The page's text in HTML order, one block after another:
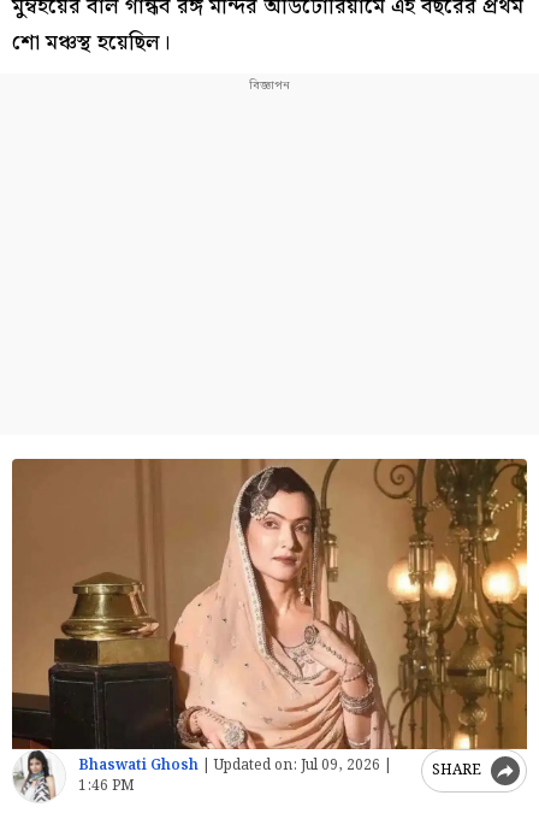
শো মঞ্চস্থ হয়েছিল।
Bhaswati Ghosh |Updated on: Jul 09, 2026 |
1:46 PM
SHARE